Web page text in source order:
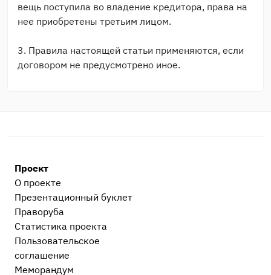
вещь поступила во владение кредитора, права на
нее приобретены третьим лицом.
3. Правила настоящей статьи применяются, если
договором не предусмотрено иное.
Проект
О проекте
Презентационный букл​ет
Праворуба
Статистика проекта
Пользовательское
соглашение
Меморандум